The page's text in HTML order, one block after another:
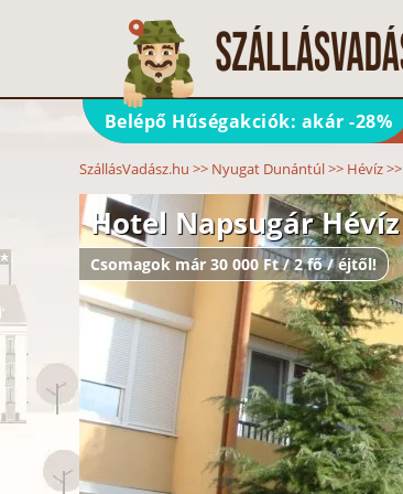
Belépő Hűségakciók: akár -28%
SzállásVadász.hu >> Nyugat Dunántúl>> Hévíz>>
Hotel Napsugár Hévíz
Csomagok már 30 000 Ft / 2 fő / éjtől!